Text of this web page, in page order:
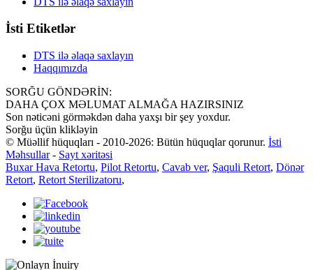
İsti Etiketlər
DTS ilə əlaqə saxlayın
Haqqımızda
SORĞU GÖNDƏRİN:
DAHA ÇOX MƏLUMAT ALMAĞA HAZIRSINIZ
Son nəticəni görməkdən daha yaxşı bir şey yoxdur.
Sorğu üçün klikləyin
© Müəllif hüquqları - 2010-2026: Bütün hüquqlar qorunur. İsti
Məhsullar- Sayt xəritəsi
Buxar Hava Retortu, Pilot Retortu, Cavab ver, Şaquli Retort, Dönər
Retort, Retort Sterilizatoru,